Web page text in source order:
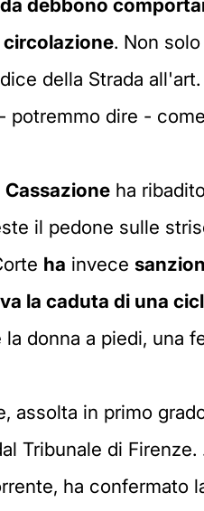
debbono
. Non
della Strada
potremmo dire -
Cassazione ha
il pedone sulle
ha invece
la caduta di una
donna a piedi, una
assolta in primo
Tribunale di
ha confermato